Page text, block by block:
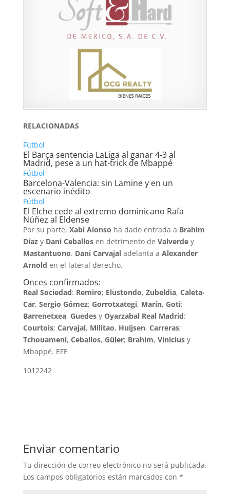
RELACIONADAS
Fútbol
El Barça sentencia LaLiga al ganar 4-3 al
Madrid, pese a un hat-trick de Mbappé
Fútbol
Barcelona-Valencia: sin Lamine y en un
escenario inédito
Fútbol
El Elche cede al extremo dominicano Rafa
Núñez al Eldense
Por su parte, Xabi Alonso ha dado entrada a Brahim
Díazy Dani Ceballosen detrimento de Valverdey
Mastantuono. Dani Carvajaladelanta a Alexander
Arnold en el lateral derecho.
Onces confirmados:
Real Sociedad: Remiro; Elustondo, Zubeldia, Caleta-
Car, Sergio Gómez; Gorrotxategi, Marín, Goti;
Barrenetxea, Guedesy Oyarzabal Real Madrid:
Courtois; Carvajal, Militao, Huijsen, Carreras;
Tchouameni, Ceballos, Güler; Brahim, Viniciusy
Mbappé. EFE
1012242
Enviar comentario
Tu dirección de correo electrónico no será publicada.
Los campos obligatorios están marcados con *